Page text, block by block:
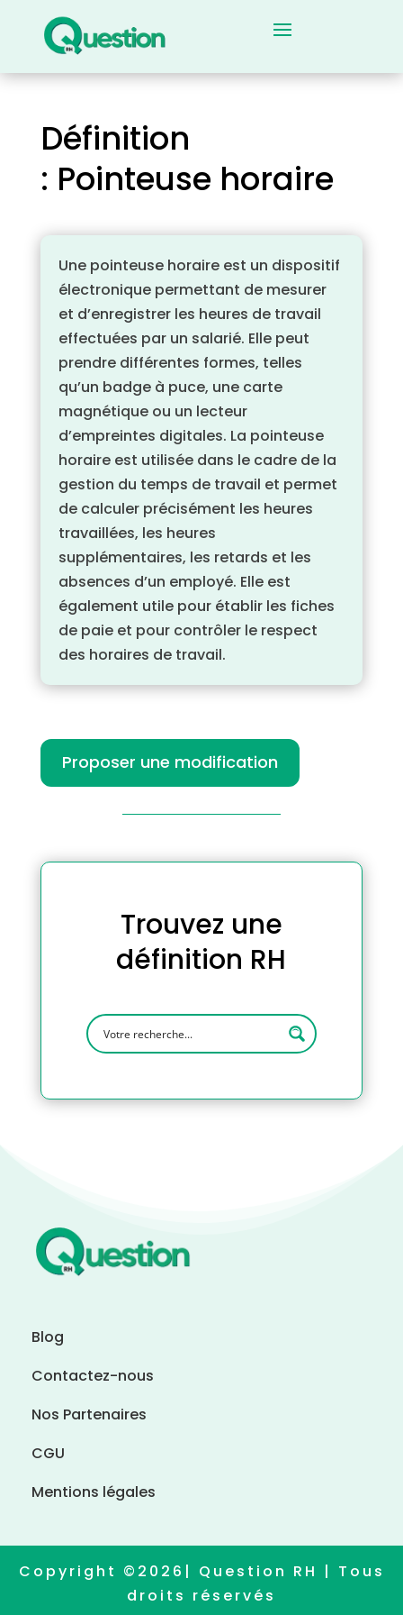
Définition
: Pointeuse horaire
Une pointeuse horaire est un dispositif
électronique permettant de mesurer
et d’enregistrer les heures de travail
effectuées par un salarié. Elle peut
prendre différentes formes, telles
qu’un badge à puce, une carte
magnétique ou un lecteur
d’empreintes digitales. La pointeuse
horaire est utilisée dans le cadre de la
gestion du temps de travail et permet
de calculer précisément les heures
travaillées, les heures
supplémentaires, les retards et les
absences d’un employé. Elle est
également utile pour établir les fiches
de paie et pour contrôler le respect
des horaires de travail.
Proposer une modification
Trouvez une
définition RH
Blog
Contactez-nous
Nos Partenaires
CGU
Mentions légales
Copyright ©2026| Question RH | Tous
droits réservés